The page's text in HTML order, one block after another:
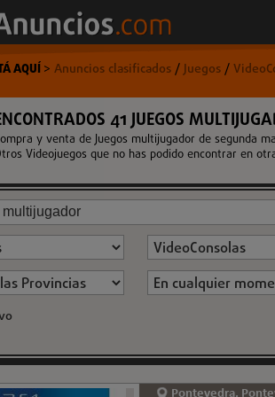
AQUÍ> Anuncios clasificados/Juegos/
41 JUEGOS
y venta de Juegos multijugador de segunda
Videojuegos que no has podido encontrar en otra
Pontevedra,